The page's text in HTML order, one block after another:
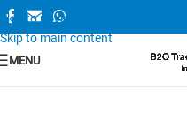
Skip to navigation
Skip to main content
MENU